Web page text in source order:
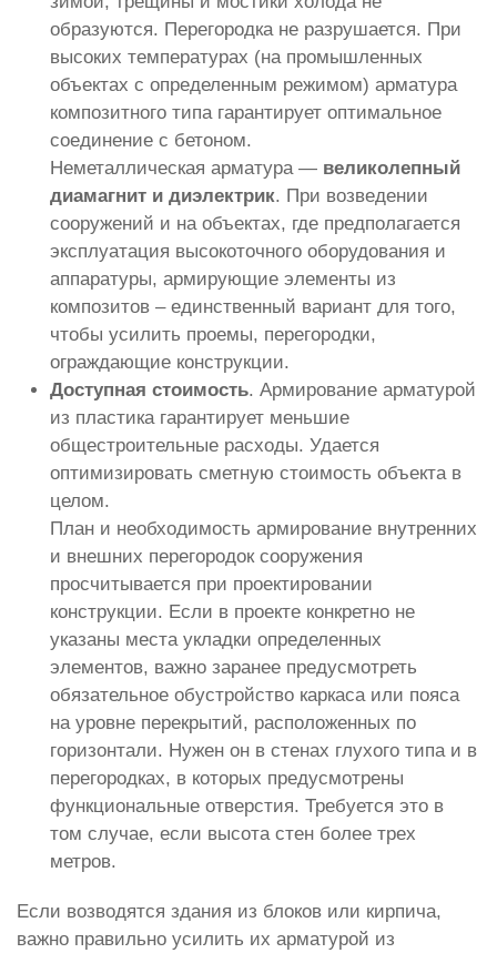
образуются. Перегородка не разрушается. При
высоких температурах (на промышленных
объектах с определенным режимом) арматура
композитного типа гарантирует оптимальное
соединение с бетоном.
Неметаллическая арматура — великолепный
диамагнит и диэлектрик. При возведении
сооружений и на объектах, где предполагается
эксплуатация высокоточного оборудования и
аппаратуры, армирующие элементы из
композитов – единственный вариант для того,
чтобы усилить проемы, перегородки,
ограждающие конструкции.
Доступная стоимость. Армирование арматурой
из пластика гарантирует меньшие
общестроительные расходы. Удается
оптимизировать сметную стоимость объекта в
целом.
План и необходимость армирование внутренних
и внешних перегородок сооружения
просчитывается при проектировании
конструкции. Если в проекте конкретно не
указаны места укладки определенных
элементов, важно заранее предусмотреть
обязательное обустройство каркаса или пояса
на уровне перекрытий, расположенных по
горизонтали. Нужен он в стенах глухого типа и в
перегородках, в которых предусмотрены
функциональные отверстия. Требуется это в
том случае, если высота стен более трех
метров.
Если возводятся здания из блоков или кирпича,
важно правильно усилить их арматурой из